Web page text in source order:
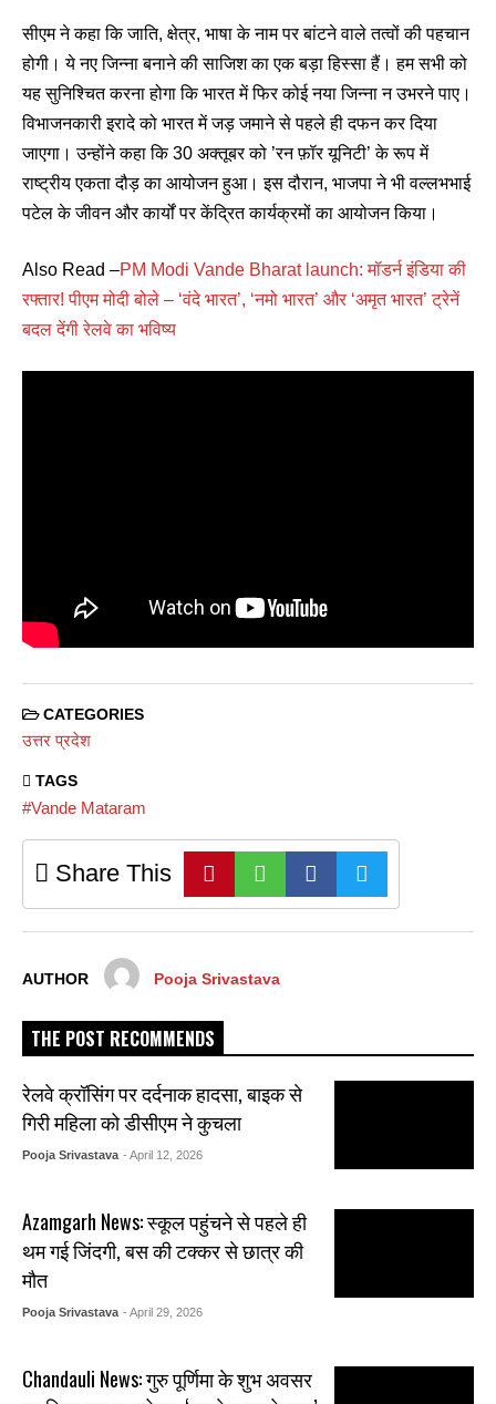
सीएम ने कहा कि जाति, क्षेत्र, भाषा के नाम पर बांटने वाले तत्वों की पहचान
होगी। ये नए जिन्ना बनाने की साजिश का एक बड़ा हिस्सा हैं। हम सभी को
यह सुनिश्चित करना होगा कि भारत में फिर कोई नया जिन्ना न उभरने पाए।
विभाजनकारी इरादे को भारत में जड़ जमाने से पहले ही दफन कर दिया
जाएगा। उन्होंने कहा कि 30 अक्तूबर को ’रन फ़ॉर यूनिटी’ के रूप में
राष्ट्रीय एकता दौड़ का आयोजन हुआ। इस दौरान, भाजपा ने भी वल्लभभाई
पटेल के जीवन और कार्यों पर केंद्रित कार्यक्रमों का आयोजन किया।
Also Read –PM Modi Vande Bharat launch: मॉडर्न इंडिया की
रफ्तार! पीएम मोदी बोले – ‘वंदे भारत’, ‘नमो भारत’ और ‘अमृत भारत’ ट्रेनें
बदल देंगी रेलवे का भविष्य
CATEGORIES
उत्तर प्रदेश
TAGS
#Vande Mataram
Share This
AUTHOR Pooja Srivastava
THE POST RECOMMENDS
रेलवे क्रॉसिंग पर दर्दनाक हादसा, बाइक से
गिरी महिला को डीसीएम ने कुचला
Pooja Srivastava - April 12, 2026
Azamgarh News: स्कूल पहुंचने से पहले ही
थम गई जिंदगी, बस की टक्कर से छात्र की
मौत
Pooja Srivastava - April 29, 2026
Chandauli News: गुरु पूर्णिमा के शुभ अवसर